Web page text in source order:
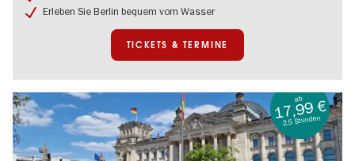
Sitzplatzgarantie
Erleben Sie Berlin bequem vom Wasser
TICKETS & TERMINE
ab
17,99 €
2,5 Stunden